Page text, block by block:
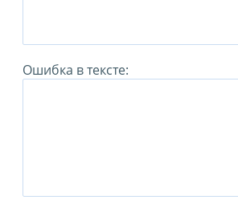
Ошибка в тексте: